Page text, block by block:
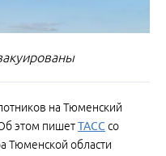
на Тюменский
этом пишетТАССсо
Тюменской области